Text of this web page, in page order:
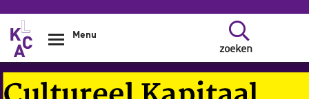
Overslaan en naar de inhoud gaan
zoeken
Menu